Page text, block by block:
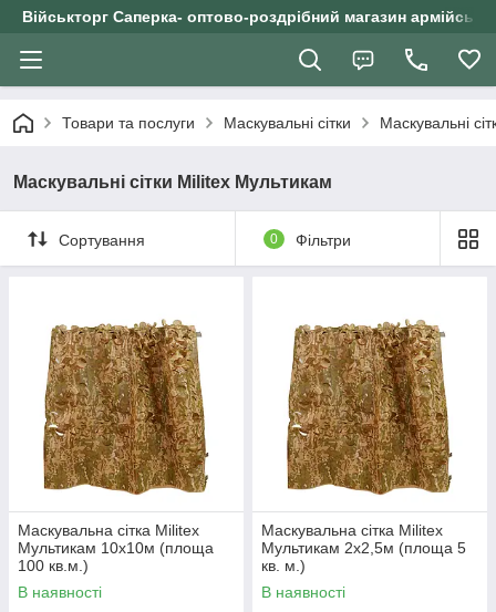
Військторг Саперка- оптово-роздрібний магазин
Товари та послуги Маскувальні сітки Маскувальні
Маскувальні сітки Militex Мультикам
Сортування 0 Фільтри
Маскувальна сітка Militex
Мультикам 10х10м (площа
100 кв.м.)
В наявності
Маскувальна сітка Militex
Мультикам 2х2,5м (площа 5
кв. м.)
В наявності